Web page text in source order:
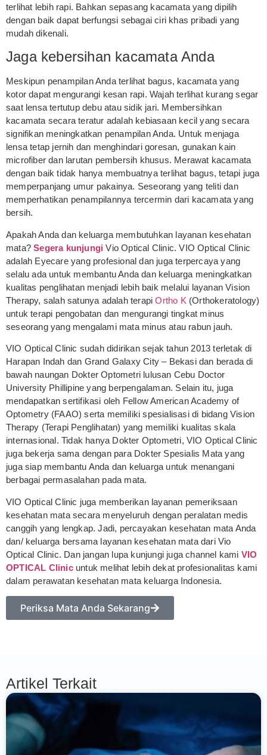
terlihat lebih rapi. Bahkan sepasang kacamata yang dipilih
dengan baik dapat berfungsi sebagai ciri khas pribadi yang
mudah dikenali.
Jaga kebersihan kacamata Anda
Meskipun penampilan Anda terlihat bagus, kacamata yang
kotor dapat mengurangi kesan rapi. Wajah terlihat kurang segar
saat lensa tertutup debu atau sidik jari. Membersihkan
kacamata secara teratur adalah kebiasaan kecil yang secara
signifikan meningkatkan penampilan Anda. Untuk menjaga
lensa tetap jernih dan menghindari goresan, gunakan kain
microfiber dan larutan pembersih khusus. Merawat kacamata
dengan baik tidak hanya membuatnya terlihat bagus, tetapi juga
memperpanjang umur pakainya. Seseorang yang teliti dan
memperhatikan penampilannya tercermin dari kacamata yang
bersih.
Apakah Anda dan keluarga membutuhkan layanan kesehatan
mata?Segera kunjungi Vio Optical Clinic. VIO Optical Clinic
adalah Eyecare yang profesional dan juga terpercaya yang
selalu ada untuk membantu Anda dan keluarga meningkatkan
kualitas penglihatan menjadi lebih baik melalui layanan Vision
Therapy, salah satunya adalah terapiOrtho K (Orthokeratology)
untuk terapi pengobatan dan mengurangi tingkat minus
seseorang yang mengalami mata minus atau rabun jauh.
VIO Optical Clinic sudah didirikan sejak tahun 2013 terletak di
Harapan Indah dan Grand Galaxy City – Bekasi dan berada di
bawah naungan Dokter Optometri lulusan Cebu Doctor
University Phillipine yang berpengalaman. Selain itu, juga
mendapatkan sertifikasi oleh Fellow American Academy of
Optometry (FAAO) serta memiliki spesialisasi di bidang Vision
Therapy (Terapi Penglihatan) yang memiliki kualitas skala
internasional. Tidak hanya Dokter Optometri, VIO Optical Clinic
juga bekerja sama dengan para Dokter Spesialis Mata yang
juga siap membantu Anda dan keluarga untuk menangani
berbagai permasalahan pada mata.
VIO Optical Clinic juga memberikan layanan pemeriksaan
kesehatan mata secara menyeluruh dengan peralatan medis
canggih yang lengkap. Jadi, percayakan kesehatan mata Anda
dan/ keluarga bersama layanan kesehatan mata dari Vio
Optical Clinic. Dan jangan lupa kunjungi juga channel kami VIO
OPTICAL Clinicuntuk melihat lebih dekat profesionalitas kami
dalam perawatan kesehatan mata keluarga Indonesia.
Periksa Mata Anda Sekarang
Artikel Terkait